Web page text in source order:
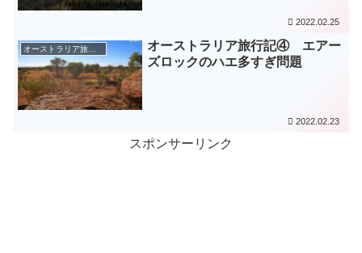
2022.02.25
オーストラリア旅（2015年）
オーストラリア旅行記④ エアー
ズロックのハエ多すぎ問題
2022.02.23
スポンサーリンク